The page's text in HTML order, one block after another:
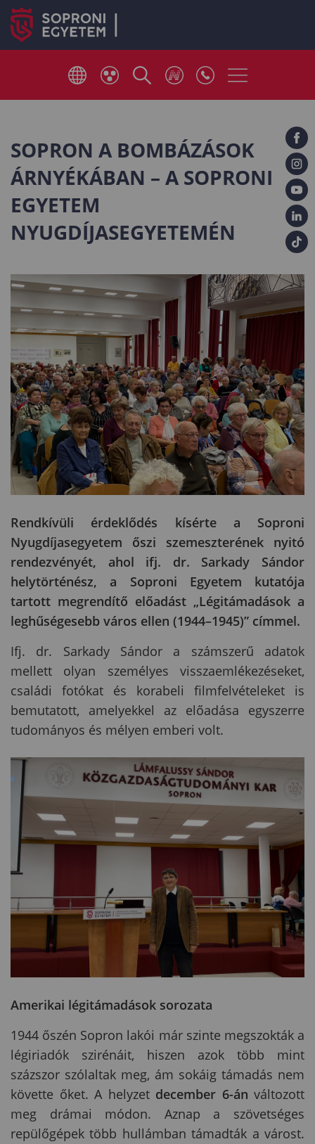
SOPRON A BOMBÁZÁSOK
ÁRNYÉKÁBAN – A SOPRONI
EGYETEM
NYUGDÍJASEGYETEMÉN
Rendkívüli érdeklődés kísérte a Soproni
Nyugdíjasegyetem őszi szemeszterének nyitó
rendezvényét, ahol ifj. dr. Sarkady Sándor
helytörténész, a Soproni Egyetem kutatója
tartott megrendítő előadást „Légitámadások a
leghűségesebb város ellen (1944–1945)” címmel.
Ifj. dr. Sarkady Sándor a számszerű adatok
mellett olyan személyes visszaemlékezéseket,
családi fotókat és korabeli filmfelvételeket is
bemutatott, amelyekkel az előadása egyszerre
tudományos és mélyen emberi volt.
Amerikai légitámadások sorozata
1944 őszén Sopron lakói már szinte megszokták a
légiriadók szirénáit, hiszen azok több mint
százszor szólaltak meg, ám sokáig támadás nem
követte őket. A helyzet december 6-án változott
meg drámai módon. Aznap a szövetséges
repülőgépek több hullámban támadták a várost.